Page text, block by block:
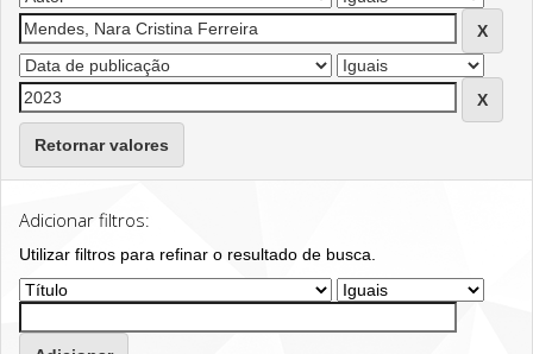
Retornar valores
Adicionar filtros:
Utilizar filtros para refinar o resultado de busca.